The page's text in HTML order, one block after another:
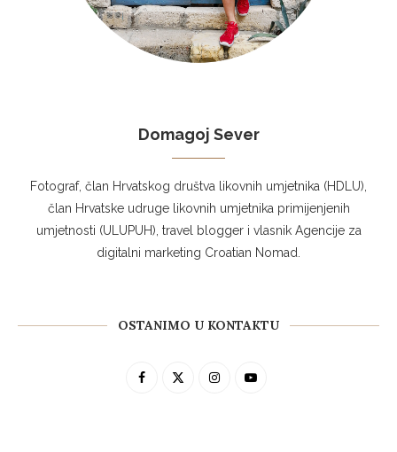
Domagoj Sever
Fotograf, član Hrvatskog društva likovnih umjetnika (HDLU),
član Hrvatske udruge likovnih umjetnika primijenjenih
umjetnosti (ULUPUH), travel blogger i vlasnik Agencije za
digitalni marketing Croatian Nomad.
OSTANIMO U KONTAKTU